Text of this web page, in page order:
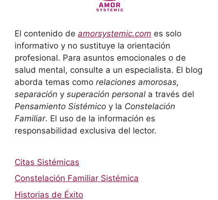
El contenido de amorsystemic.com es solo
informativo y no sustituye la orientación
profesional. Para asuntos emocionales o de
salud mental, consulte a un especialista. El blog
aborda temas como relaciones amorosas,
separación y superación personal a través del
Pensamiento Sistémico y la Constelación
Familiar. El uso de la información es
responsabilidad exclusiva del lector.
Citas Sistémicas
Constelación Familiar Sistémica
Historias de Éxito